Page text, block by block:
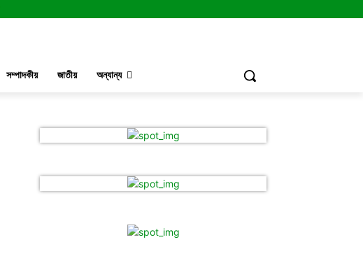
সম্পাদকীয় জাতীয় অন্যান্য